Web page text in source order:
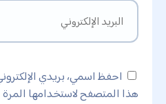
احفظ اسمي، بريدي
هذا المتصفح لاستخدامها